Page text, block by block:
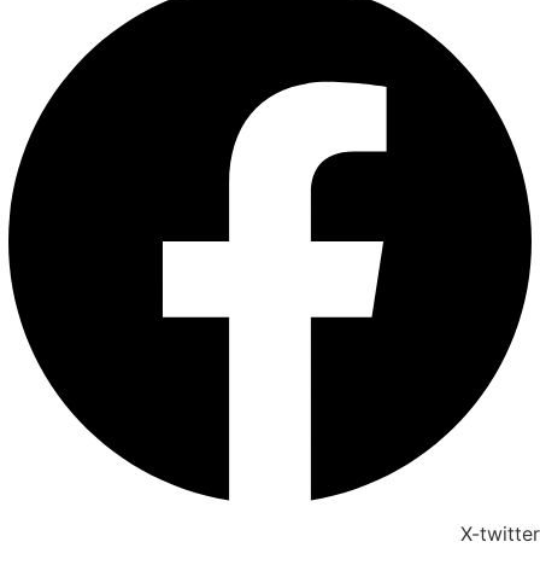
X-twitter